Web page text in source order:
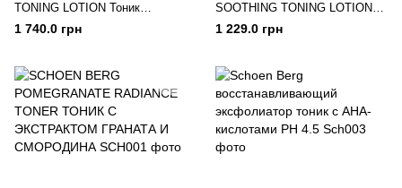
TONING LOTION Тоник
успокаивающий 400 ml
1 740.0 грн
SOOTHING TONING LOTION
Тоник ультра успокаивающий
1 229.0 грн